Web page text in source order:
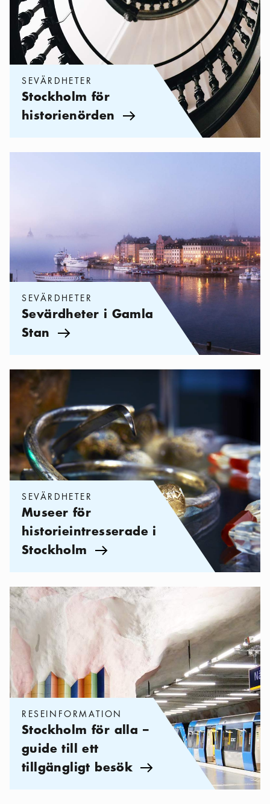
SEVÄRDHETER
Stockholm för
historienörden Pil ikon
SEVÄRDHETER
Sevärdheter i Gamla
Stan Pil ikon
Kategorier:Sevärdheter
SEVÄRDHETER
Museer för
historieintresserade i
Stockholm Pil ikon
Kategorier:Reseinformation, Stockholm för alla – guide till ett
RESEINFORMATION
Stockholm för alla –
guide till ett
tillgängligt besök Pil ikon